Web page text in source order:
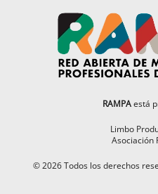
RAMPAestá
Limbo
Asociación
©2026Todos los derechos